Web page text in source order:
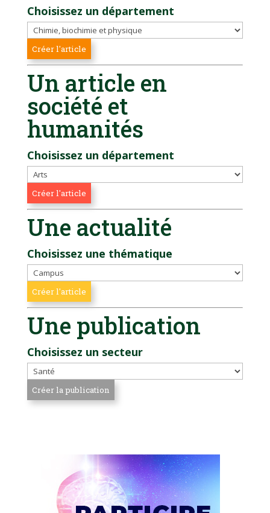
Choisissez un département
Un article en
société et
humanités
Choisissez un département
Une actualité
Choisissez une thématique
Une publication
Choisissez un secteur